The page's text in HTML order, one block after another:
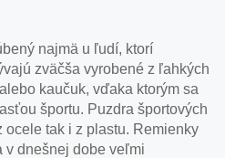
najmä u ľudí, ktorí
zväčša vyrobené z ľahkých
kaučuk, vďaka ktorým sa
športu. Puzdra športových
ocele tak i z plastu. Remienky
v dnešnej dobe veľmi